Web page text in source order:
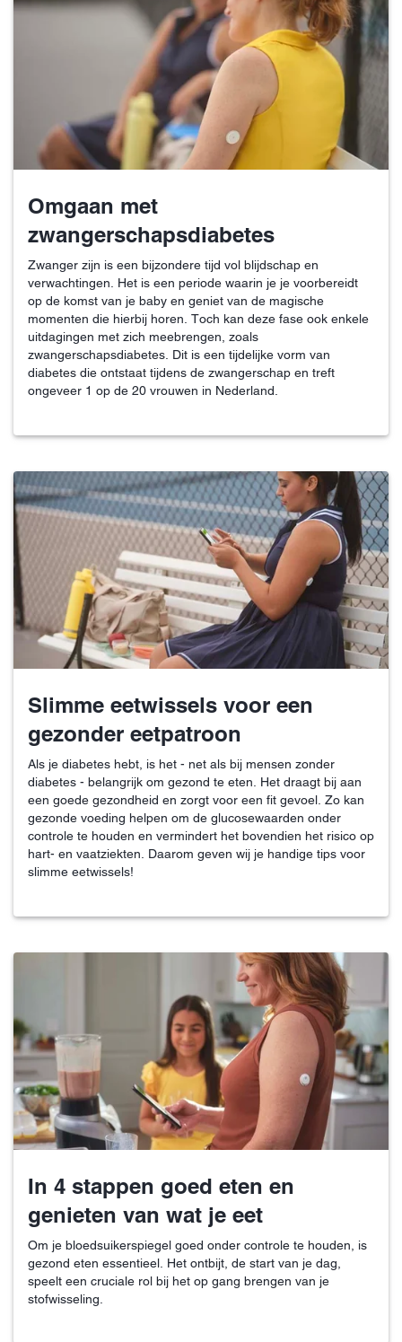
Omgaan met
zwangerschapsdiabetes
Zwanger zijn is een bijzondere tijd vol blijdschap en
verwachtingen. Het is een periode waarin je je voorbereidt
op de komst van je baby en geniet van de magische
momenten die hierbij horen. Toch kan deze fase ook enkele
uitdagingen met zich meebrengen, zoals
zwangerschapsdiabetes. Dit is een tijdelijke vorm van
diabetes die ontstaat tijdens de zwangerschap en treft
ongeveer 1 op de 20 vrouwen in Nederland.
Slimme eetwissels voor een
gezonder eetpatroon
Als je diabetes hebt, is het - net als bij mensen zonder
diabetes - belangrijk om gezond te eten. Het draagt bij aan
een goede gezondheid en zorgt voor een fit gevoel. Zo kan
gezonde voeding helpen om de glucosewaarden onder
controle te houden en vermindert het bovendien het risico op
hart- en vaatziekten. Daarom geven wij je handige tips voor
slimme eetwissels!
In 4 stappen goed eten en
genieten van wat je eet
Om je bloedsuikerspiegel goed onder controle te houden, is
gezond eten essentieel. Het ontbijt, de start van je dag,
speelt een cruciale rol bij het op gang brengen van je
stofwisseling.